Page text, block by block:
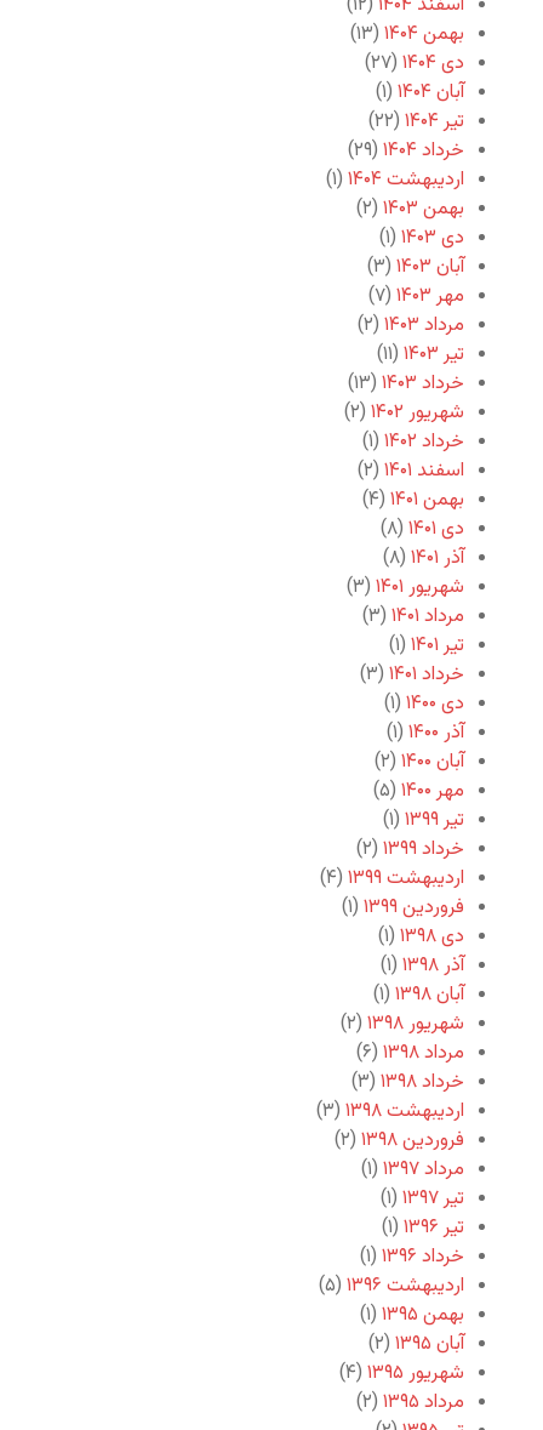
بهمن ۱۴۰۴
(۱۳)
دی ۱۴۰۴
(۲۷)
آبان ۱۴۰۴
(۱)
تیر ۱۴۰۴
(۲۲)
خرداد ۱۴۰۴
(۲۹)
اردیبهشت ۱۴۰۴
(۱)
بهمن ۱۴۰۳
(۲)
دی ۱۴۰۳
(۱)
آبان ۱۴۰۳
(۳)
مهر ۱۴۰۳
(۷)
مرداد ۱۴۰۳
(۲)
تیر ۱۴۰۳
(۱۱)
خرداد ۱۴۰۳
(۱۳)
شهریور ۱۴۰۲
(۲)
خرداد ۱۴۰۲
(۱)
اسفند ۱۴۰۱
(۲)
بهمن ۱۴۰۱
(۴)
دی ۱۴۰۱
(۸)
آذر ۱۴۰۱
(۸)
شهریور ۱۴۰۱
(۳)
مرداد ۱۴۰۱
(۳)
تیر ۱۴۰۱
(۱)
خرداد ۱۴۰۱
(۳)
دی ۱۴۰۰
(۱)
آذر ۱۴۰۰
(۱)
آبان ۱۴۰۰
(۲)
مهر ۱۴۰۰
(۵)
تیر ۱۳۹۹
(۱)
خرداد ۱۳۹۹
(۲)
اردیبهشت ۱۳۹۹
(۴)
فروردین ۱۳۹۹
(۱)
دی ۱۳۹۸
(۱)
آذر ۱۳۹۸
(۱)
آبان ۱۳۹۸
(۱)
شهریور ۱۳۹۸
(۲)
مرداد ۱۳۹۸
(۶)
خرداد ۱۳۹۸
(۳)
اردیبهشت ۱۳۹۸
(۳)
فروردین ۱۳۹۸
(۲)
مرداد ۱۳۹۷
(۱)
تیر ۱۳۹۷
(۱)
تیر ۱۳۹۶
(۱)
خرداد ۱۳۹۶
(۱)
اردیبهشت ۱۳۹۶
(۵)
بهمن ۱۳۹۵
(۱)
آبان ۱۳۹۵
(۲)
شهریور ۱۳۹۵
(۴)
مرداد ۱۳۹۵
(۲)